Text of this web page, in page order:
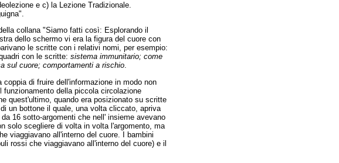
e c) la Lezione Tradizionale.
collana "Siamo fatti così: Esplorando il
dello schermo vi era la figura del cuore con
le scritte con i relativi nomi, per esempio:
con le scritte: sistema immunitario; come
sul cuore; comportamenti a rischio.
di fruire dell'informazione in modo non
della piccola circolazione
quest'ultimo, quando era posizionato su scritte
un bottone il quale, una volta cliccato, apriva
16 sotto-argomenti che nell' insieme avevano
solo scegliere di volta in volta l'argomento, ma
viaggiavano all'interno del cuore. I bambini
rossi che viaggiavano all'interno del cuore) e il